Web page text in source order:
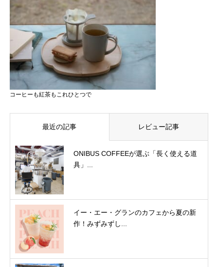
コーヒーも紅茶もこれひとつで
最近の記事 レビュー記事
ONIBUS COFFEEが選ぶ「長く使える道
具」...
イー・エー・グランのカフェから夏の新
作！みずみずし...